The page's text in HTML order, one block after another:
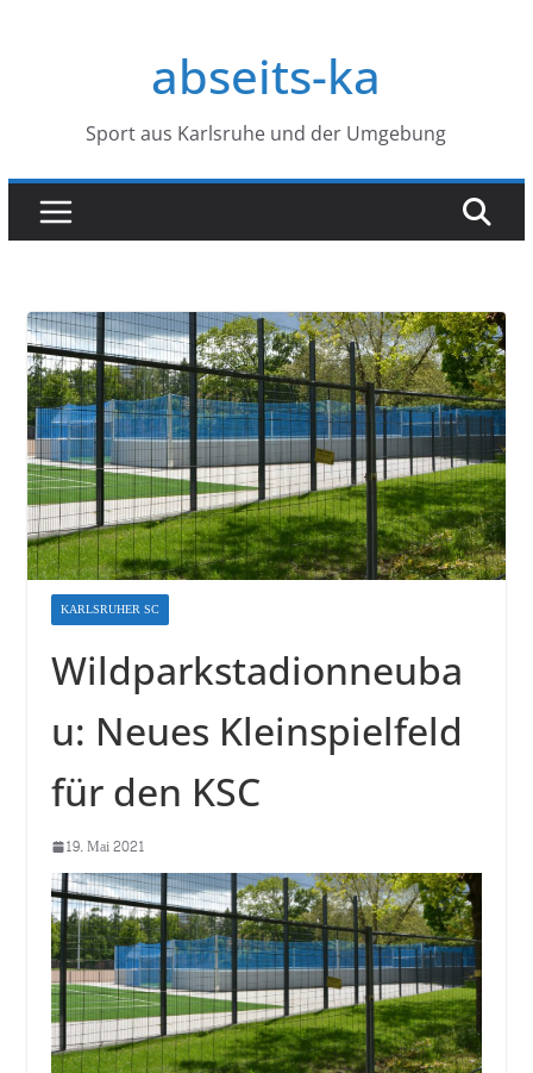
abseits-ka
Sport aus Karlsruhe und der Umgebung
KARLSRUHER SC
Wildparkstadionneuba
u: Neues Kleinspielfeld
für den KSC
19. Mai 2021